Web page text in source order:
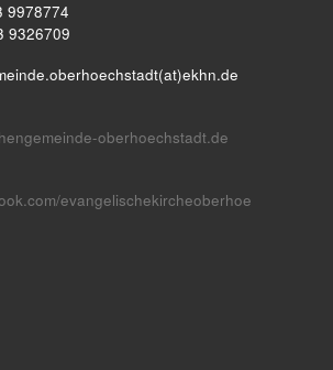
9978774
9326709
oberhoechstadt.de
evangelischekircheoberhoe